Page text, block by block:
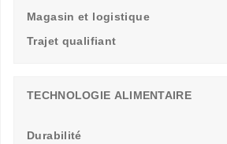
Magasin et logistique
Trajet qualifiant
TECHNOLOGIE ALIMENTAIRE
Durabilité